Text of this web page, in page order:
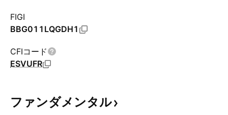
FIGI
BBG011LQGDH1
CFIコード
ESVUFR
ファンダメンタル